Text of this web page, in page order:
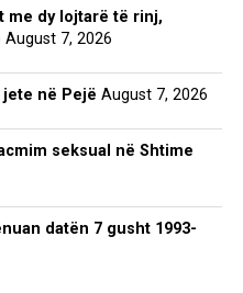
me dy lojtarë të rinj,
August 7, 2026
në Pejë August 7, 2026
seksual në Shtime
datën 7 gusht 1993-